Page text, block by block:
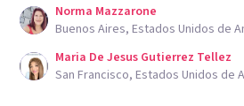
Norma Mazzarone
Buenos Aires, Estados Unidos de
Maria De Jesus Gutierrez Tellez
San Francisco, Estados Unidos de